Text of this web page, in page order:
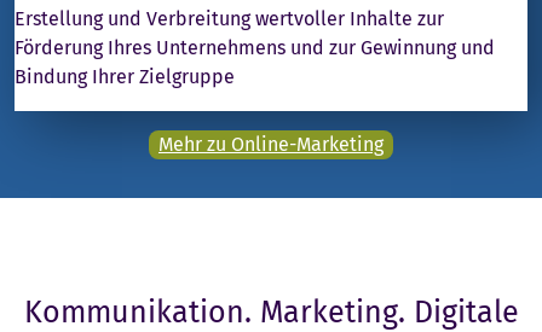
Erstellung und Verbreitung wertvoller Inhalte zur
Förderung Ihres Unternehmens und zur Gewinnung und
Bindung Ihrer Zielgruppe
Mehr zu Online-Marketing
Kommunikation. Marketing. Digitale